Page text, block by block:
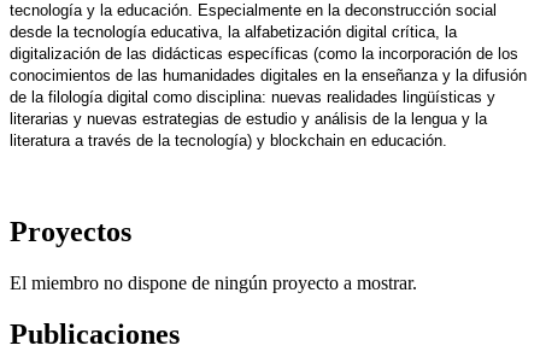
tecnología y la educación. Especialmente en la deconstrucción social
desde la tecnología educativa, la alfabetización digital crítica, la
digitalización de las didácticas específicas (como la incorporación de los
conocimientos de las humanidades digitales en la enseñanza y la difusión
de la filología digital como disciplina: nuevas realidades lingüísticas y
literarias y nuevas estrategias de estudio y análisis de la lengua y la
literatura a través de la tecnología) y blockchain en educación.
Proyectos
El miembro no dispone de ningún proyecto a mostrar.
Publicaciones